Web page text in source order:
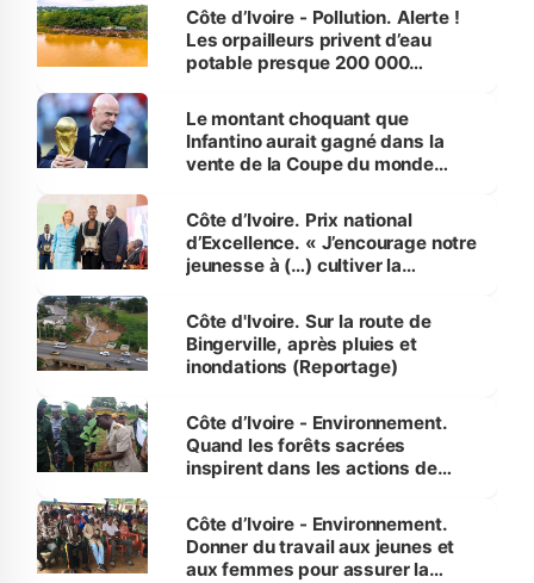
Côte d’Ivoire - Pollution. Alerte !
Les orpailleurs privent d’eau
potable presque 200 000
Le montant choquant que
Infantino aurait gagné dans la
vente de la Coupe du monde
Côte d’Ivoire. Prix national
d’Excellence. « J’encourage notre
jeunesse à (…) cultiver la
(Alassane Ouattara
Côte d'Ivoire. Sur la route de
Bingerville, après pluies et
inondations (Reportage)
Côte d’Ivoire - Environnement.
Quand les forêts sacrées
inspirent dans les actions de
Côte d’Ivoire - Environnement.
Donner du travail aux jeunes et
aux femmes pour assurer la